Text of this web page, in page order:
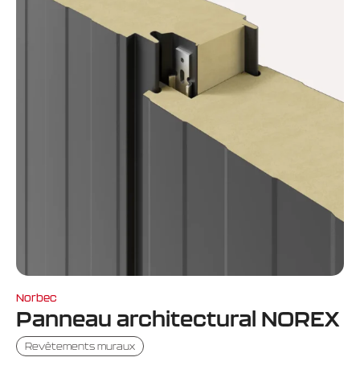
Norbec
Panneau architectural NOREX
Revêtements muraux